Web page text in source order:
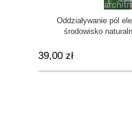
Oddziaływanie pól
środowisko
39,00 zł